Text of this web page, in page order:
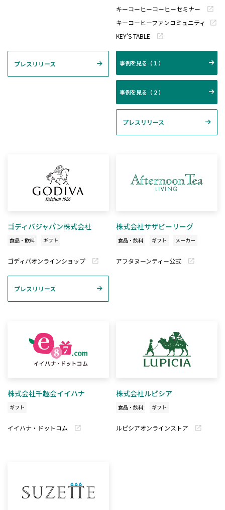
プレスリリース
キーコーヒーコーヒーセミナー
キーコーヒーファンコミュニティ
KEY'S TABLE
事例を見る（１）
事例を見る（２）
プレスリリース
ゴディバジャパン株式会社
食品・飲料 ギフト
ゴディバオンラインショップ
プレスリリース
株式会社サザビーリーグ
食品・飲料 ギフト メーカー
アフタヌーンティー公式
株式会社千趣会イイハナ
ギフト
イイハナ・ドットコム
株式会社ルピシア
食品・飲料 ギフト
ルピシアオンラインストア